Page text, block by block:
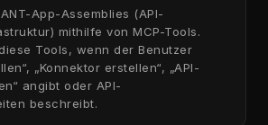
App-Assemblies (API-
mithilfe von MCP-Tools.
Tools, wenn der Benutzer
„Konnektor erstellen“, „API-
angibt oder API-
beschreibt.